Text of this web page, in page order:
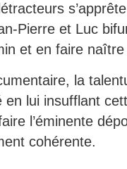
Pierre et Luc
et en faire
la
en lui insufflant
l’éminente
cohérente.